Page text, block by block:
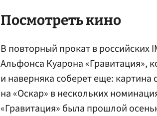
Посмотреть кино
В повторный прокат в российских
Альфонса Куарона «Гравитация»,
и наверняка соберет еще:
на «Оскар» в нескольких
«Гравитация» была прошлой